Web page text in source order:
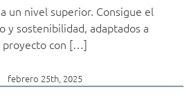
un nivel superior. Consigue el
y sostenibilidad, adaptados a
proyecto con […]
febrero 25th, 2025